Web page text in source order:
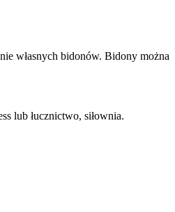
własnych bidonów. Bidony można
lub łucznictwo, siłownia.